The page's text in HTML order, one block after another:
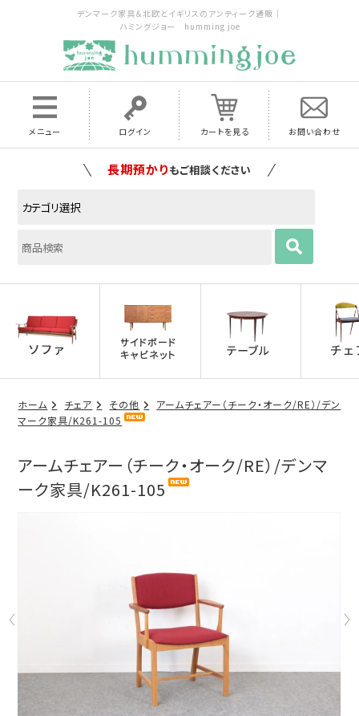
デンマーク家具＆北欧とイギリスのアンティーク通販｜
ハミングジョー humming joe
メニュー ログイン カートを見る お問い合わせ
家具の配送料は全国当店で負担いたします
ホーム チェア その他
アームチェアー（チーク・オーク/RE）/デン
マーク家具/K261-105
アームチェアー（チーク・オーク/RE）/デンマ
ーク家具/K261-105